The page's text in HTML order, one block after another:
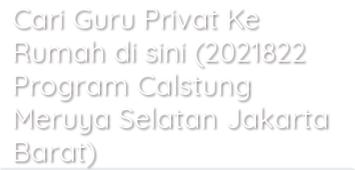
Cari Guru Privat Ke
Rumah di sini (2021822
Program Calstung
Meruya Selatan Jakarta
Barat)